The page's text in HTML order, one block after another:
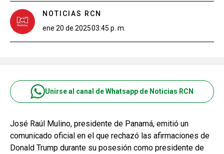
NOTICIAS RCN
ene 20 de 202503:45 p. m.
Unirse al canal de Whatsapp de Noticias RCN
José Raúl Mulino, presidente de Panamá, emitió un
comunicado oficial en el que rechazó las afirmaciones de
Donald Trump durante su posesión como presidente de